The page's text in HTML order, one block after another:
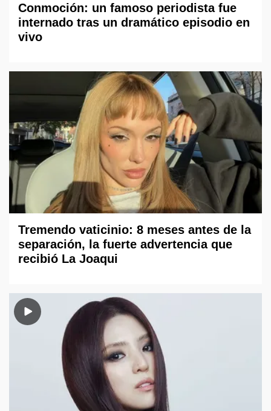
Conmoción: un famoso periodista fue
internado tras un dramático episodio en
vivo
Tremendo vaticinio: 8 meses antes de la
separación, la fuerte advertencia que
recibió La Joaqui